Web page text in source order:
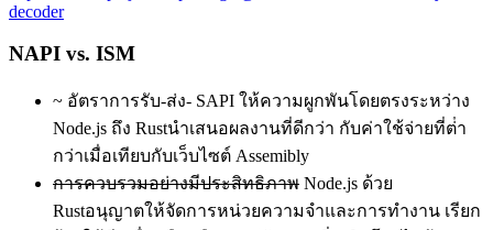
decoder
NAPI vs. ISM
~ อัตราการรับ-ส่ง- SAPI ให้ความผูกพันโดยตรงระหว่าง
Node.js ถึง Rustนําเสนอผลงานที่ดีกว่า กับค่าใช้จ่ายที่ต่ํา
กว่าเมื่อเทียบกับเว็บไซต์ Assemibly
การควบรวมอย่างมีประสิทธิภาพ Node.js ด้วย
Rustอนุญาตให้จัดการหน่วยความจําและการทํางาน เรียก